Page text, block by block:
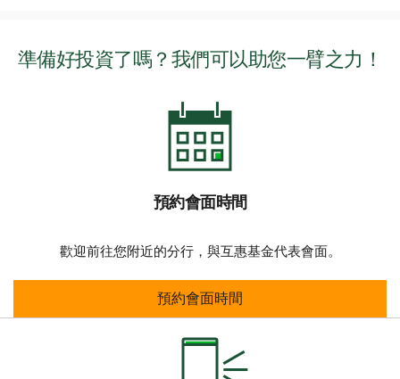
準備好投資了嗎？我們可以助您一臂之力！
預約會面時間
歡迎前往您附近的分行，與互惠基金代表會面。
預約會面時間
預約會面時間